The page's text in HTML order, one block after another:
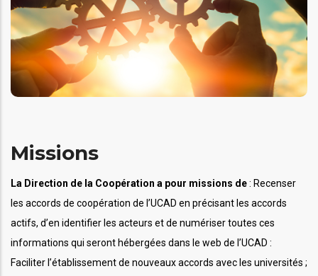
Missions
La Direction de la Coopération a pour missions de: Recenser
les accords de coopération de l’UCAD en précisant les accords
actifs, d’en identifier les acteurs et de numériser toutes ces
informations qui seront hébergées dans le web de l’UCAD :
Faciliter l’établissement de nouveaux accords avec les universités ;